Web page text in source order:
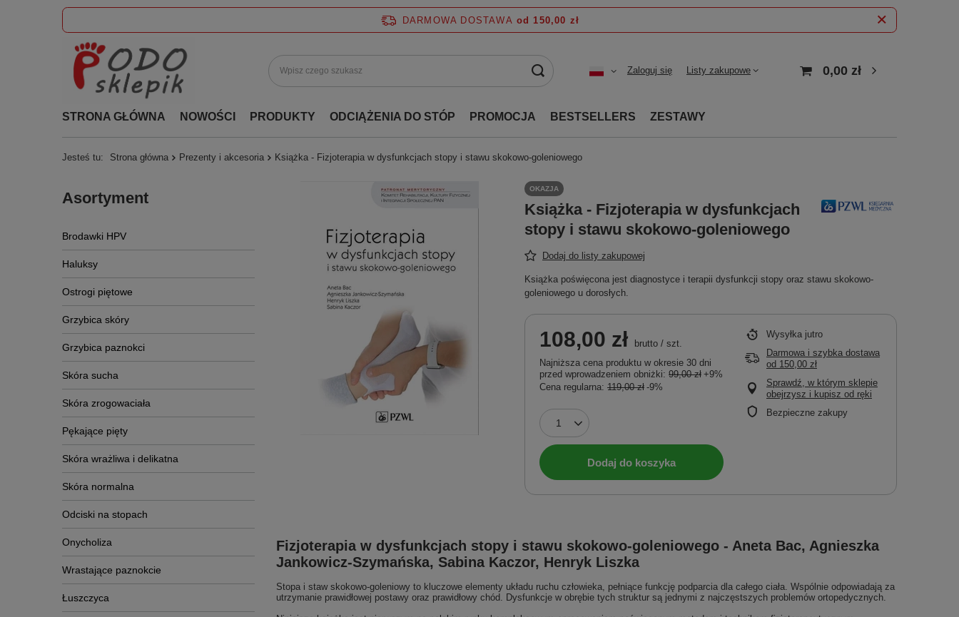
DARMOWA DOSTAWA od 150,00 zł
Zaloguj się Listy zakupowe 0,00 zł
STRONA GŁÓWNA NOWOŚCI PRODUKTY ODCIĄŻENIA DO STÓP PROMOCJA BESTSELLERS ZESTAWY
Jesteś tu: Strona główna Prezenty i akcesoria Książka - Fizjoterapia w dysfunkcjach stopy i stawu skokowo-goleniowego
Asortyment
Brodawki HPV
Haluksy
Ostrogi piętowe
Grzybica skóry
Grzybica paznokci
Skóra sucha
Skóra zrogowaciała
Pękające pięty
Skóra wrażliwa i delikatna
Skóra normalna
Odciski na stopach
Onycholiza
Wrastające paznokcie
Łuszczyca
OKAZJA
Książka - Fizjoterapia w dysfunkcjach
stopy i stawu skokowo-goleniowego
Dodaj do listy zakupowej
Książka poświęcona jest diagnostyce i terapii dysfunkcji stopy oraz stawu skokowo-
goleniowego u dorosłych.
108,00 zł brutto / szt.
Najniższa cena produktu w okresie 30 dni
przed wprowadzeniem obniżki: 99,00 zł +9%
Cena regularna: 119,00 zł -9%
Dodaj do koszyka
Wysyłka jutro
Darmowa i szybka dostawa
od 150,00 zł
Sprawdź, w którym sklepie
obejrzysz i kupisz od ręki
Bezpieczne zakupy
Fizjoterapia w dysfunkcjach stopy i stawu skokowo-goleniowego - Aneta Bac, Agnieszka
Jankowicz-Szymańska, Sabina Kaczor, Henryk Liszka
Stopa i staw skokowo-goleniowy to kluczowe elementy układu ruchu człowieka, pełniące funkcję podparcia dla całego ciała. Wspólnie odpowiadają za
utrzymanie prawidłowej postawy oraz prawidłowy chód. Dysfunkcje w obrębie tych struktur są jednymi z najczęstszych problemów ortopedycznych.